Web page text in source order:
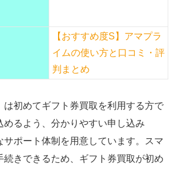
【おすすめ度S】アマプラ
イムの使い方と口コミ・評
判まとめ
は初めてギフト券買取を利用する方で
めるよう、分かりやすい申し込み
サポート体制を用意しています。スマ
続きできるため、ギフト券買取が初め